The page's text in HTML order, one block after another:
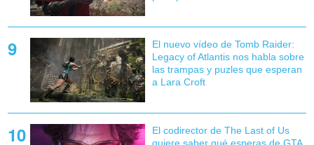
El nuevo vídeo de Tomb Raider:
Legacy of Atlantis nos habla sobre
las trampas y puzles que esperan
a Lara Croft
El codirector de The Last of Us